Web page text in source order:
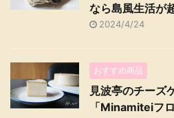
なら島風生活が
2024/4/24
おすすめ商品
見波亭のチーズ
「Minamiteiフ